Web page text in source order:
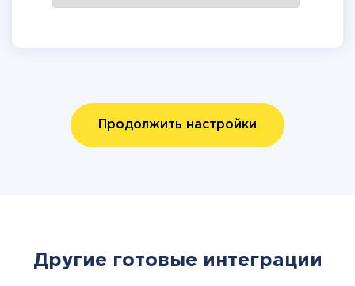
Продолжить настройки
Другие готовые интеграции